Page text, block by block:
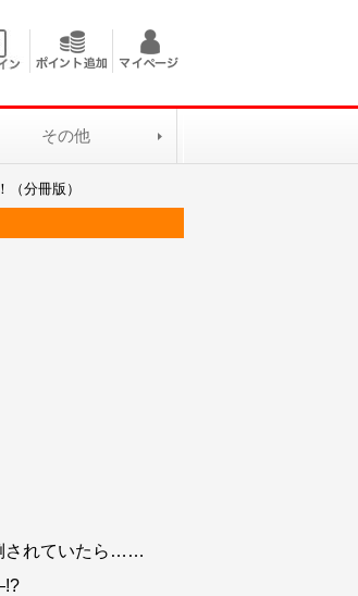
その他
分冊版）
されていたら……